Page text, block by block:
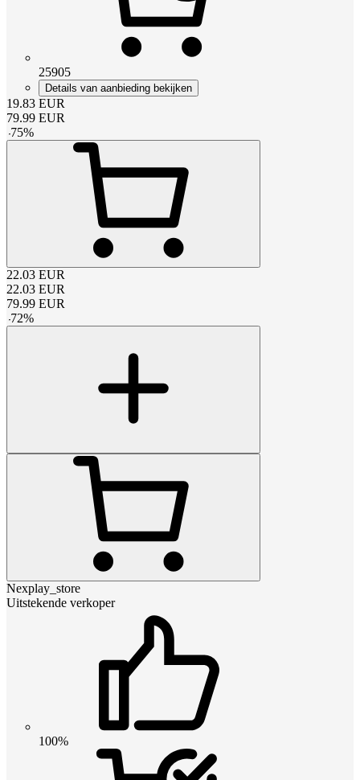
25905
Details van aanbieding bekijken
19.83 EUR
79.99 EUR
-75%
22.03 EUR
22.03 EUR
79.99 EUR
-72%
Nexplay_store
Uitstekende verkoper
100%